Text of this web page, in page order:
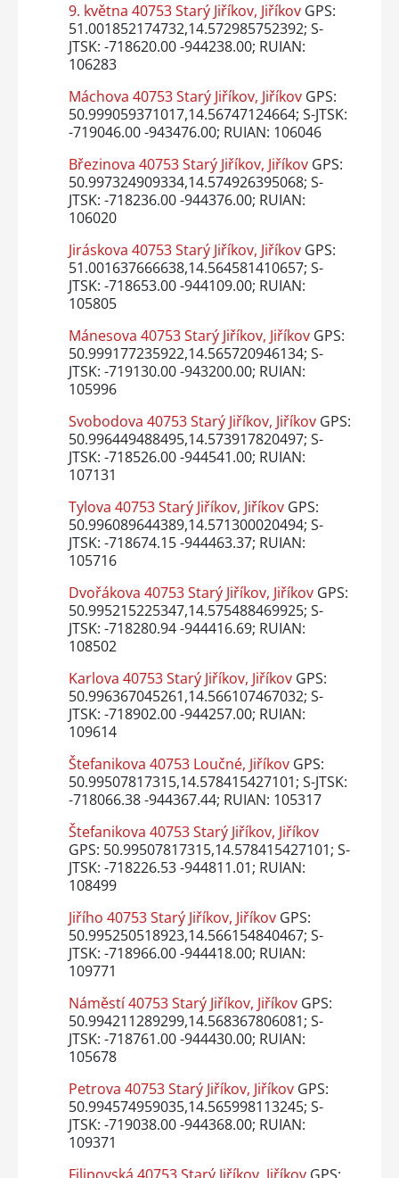
9. května 40753 Starý Jiříkov, JiříkovGPS:
51.001852174732,14.572985752392; S-
JTSK: -718620.00 -944238.00; RUIAN:
106283
Máchova 40753 Starý Jiříkov, JiříkovGPS:
50.999059371017,14.56747124664; S-JTSK:
-719046.00 -943476.00; RUIAN: 106046
Březinova 40753 Starý Jiříkov, JiříkovGPS:
50.997324909334,14.574926395068; S-
JTSK: -718236.00 -944376.00; RUIAN:
106020
Jiráskova 40753 Starý Jiříkov, JiříkovGPS:
51.001637666638,14.564581410657; S-
JTSK: -718653.00 -944109.00; RUIAN:
105805
Mánesova 40753 Starý Jiříkov, JiříkovGPS:
50.999177235922,14.565720946134; S-
JTSK: -719130.00 -943200.00; RUIAN:
105996
Svobodova 40753 Starý Jiříkov, JiříkovGPS:
50.996449488495,14.573917820497; S-
JTSK: -718526.00 -944541.00; RUIAN:
107131
Tylova 40753 Starý Jiříkov, JiříkovGPS:
50.996089644389,14.571300020494; S-
JTSK: -718674.15 -944463.37; RUIAN:
105716
Dvořákova 40753 Starý Jiříkov, JiříkovGPS:
50.995215225347,14.575488469925; S-
JTSK: -718280.94 -944416.69; RUIAN:
108502
Karlova 40753 Starý Jiříkov, JiříkovGPS:
50.996367045261,14.566107467032; S-
JTSK: -718902.00 -944257.00; RUIAN:
109614
Štefanikova 40753 Loučné, JiříkovGPS:
50.99507817315,14.578415427101; S-JTSK:
-718066.38 -944367.44; RUIAN: 105317
Štefanikova 40753 Starý Jiříkov, Jiříkov
GPS: 50.99507817315,14.578415427101; S-
JTSK: -718226.53 -944811.01; RUIAN:
108499
Jiřího 40753 Starý Jiříkov, JiříkovGPS:
50.995250518923,14.566154840467; S-
JTSK: -718966.00 -944418.00; RUIAN:
109771
Náměstí 40753 Starý Jiříkov, JiříkovGPS:
50.994211289299,14.568367806081; S-
JTSK: -718761.00 -944430.00; RUIAN:
105678
Petrova 40753 Starý Jiříkov, JiříkovGPS:
50.994574959035,14.565998113245; S-
JTSK: -719038.00 -944368.00; RUIAN:
109371